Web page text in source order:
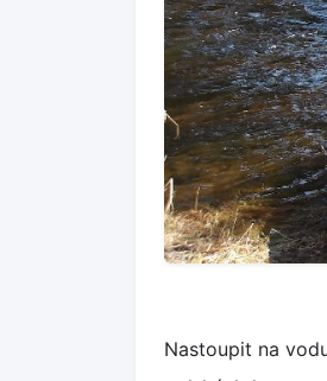
Nastoupit na